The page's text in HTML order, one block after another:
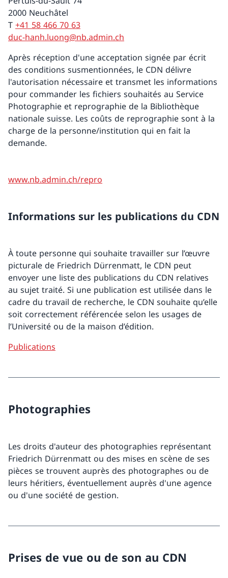
2000 Neuchâtel
T +41 58 466 70 63
duc-hanh.luong@nb.admin.ch
Après réception d'une acceptation signée par écrit
des conditions susmentionnées, le CDN délivre
l'autorisation nécessaire et transmet les informations
pour commander les fichiers souhaités au Service
Photographie et reprographie de la Bibliothèque
nationale suisse. Les coûts de reprographie sont à la
charge de la personne/institution qui en fait la
demande.
www.nb.admin.ch/repro
Informations sur les publications du CDN
À toute personne qui souhaite travailler sur l’œuvre
picturale de Friedrich Dürrenmatt, le CDN peut
envoyer une liste des publications du CDN relatives
au sujet traité. Si une publication est utilisée dans le
cadre du travail de recherche, le CDN souhaite qu’elle
soit correctement référencée selon les usages de
l’Université ou de la maison d’édition.
Publications
Photographies
Les droits d'auteur des photographies représentant
Friedrich Dürrenmatt ou des mises en scène de ses
pièces se trouvent auprès des photographes ou de
leurs héritiers, éventuellement auprès d'une agence
ou d'une société de gestion.
Prises de vue ou de son au CDN